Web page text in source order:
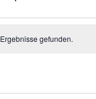
gefunden.